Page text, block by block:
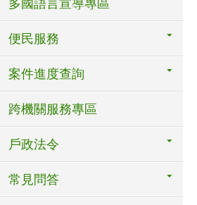
多國語言宣導專區
便民服務
案件進度查詢
跨機關服務專區
戶政法令
常見問答